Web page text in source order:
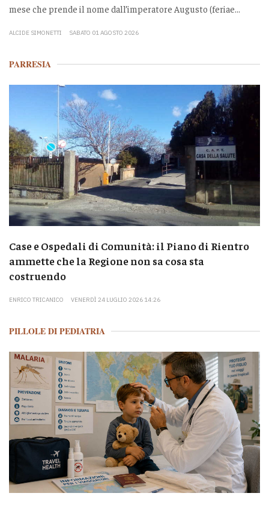
mese che prende il nome dall’imperatore Augusto (feriae...
ALCIDE SIMONETTI SABATO 01 AGOSTO 2026
PARRESIA
Case e Ospedali di Comunità: il Piano di Rientro
ammette che la Regione non sa cosa sta
costruendo
ENRICO TRICANICO VENERDÌ 24 LUGLIO 2026 14:26
PILLOLE DI PEDIATRIA